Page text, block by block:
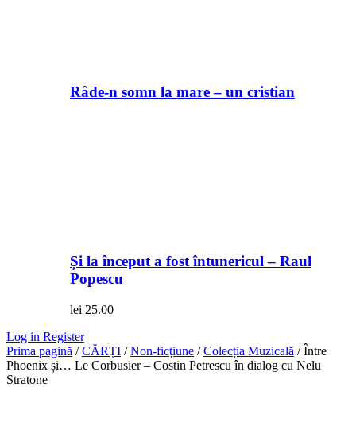
Râde-n somn la mare – un cristian
Și la început a fost întunericul – Raul
Popescu
lei 25.00
Log in Register
Prima pagină /CĂRȚI /Non-ficțiune /Colecția Muzicală / Între
Phoenix și… Le Corbusier – Costin Petrescu în dialog cu Nelu
Stratone